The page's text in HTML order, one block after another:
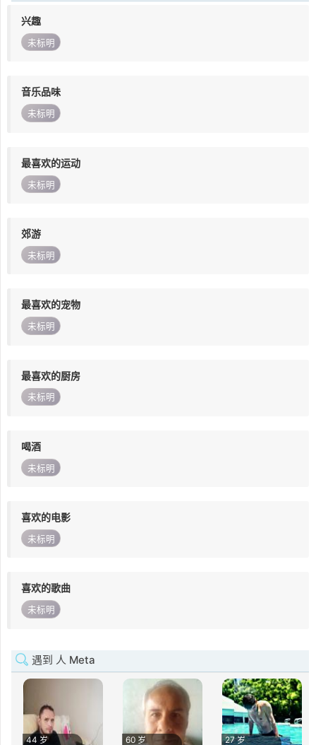
兴趣
未标明
音乐品味
未标明
最喜欢的运动
未标明
郊游
未标明
最喜欢的宠物
未标明
最喜欢的厨房
未标明
喝酒
未标明
喜欢的电影
未标明
喜欢的歌曲
未标明
遇到 人 Meta
44 岁
60 岁
27 岁